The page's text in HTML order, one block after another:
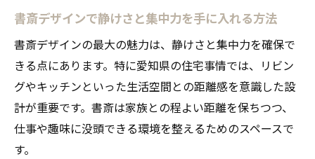
書斎で趣味と仕事を両立させるレイアウト
術
愛知県流の書斎デザインで快適ワーク＆趣
味
書斎デザインで静けさと集中力を手に入れる方法
書斎デザインの最大の魅力は、静けさと集中力を確保で
きる点にあります。特に愛知県の住宅事情では、リビン
グやキッチンといった生活空間との距離感を意識した設
計が重要です。書斎は家族との程よい距離を保ちつつ、
仕事や趣味に没頭できる環境を整えるためのスペースで
す。